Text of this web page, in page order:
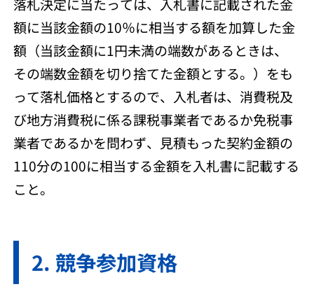
額に当該金額の10％に相当する額を加算した金
額（当該金額に1円未満の端数があるときは、
その端数金額を切り捨てた金額とする。）をも
って落札価格とするので、入札者は、消費税及
び地方消費税に係る課税事業者であるか免税事
業者であるかを問わず、見積もった契約金額の
110分の100に相当する金額を入札書に記載する
こと。
競争参加資格